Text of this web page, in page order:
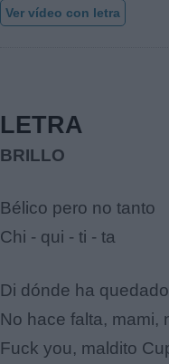
Ver vídeo con letra
LETRA
BRILLO
Bélico pero no tanto
Chi - qui - ti - ta
Di dónde ha
No hace falta, mami,
Fuck you, maldito